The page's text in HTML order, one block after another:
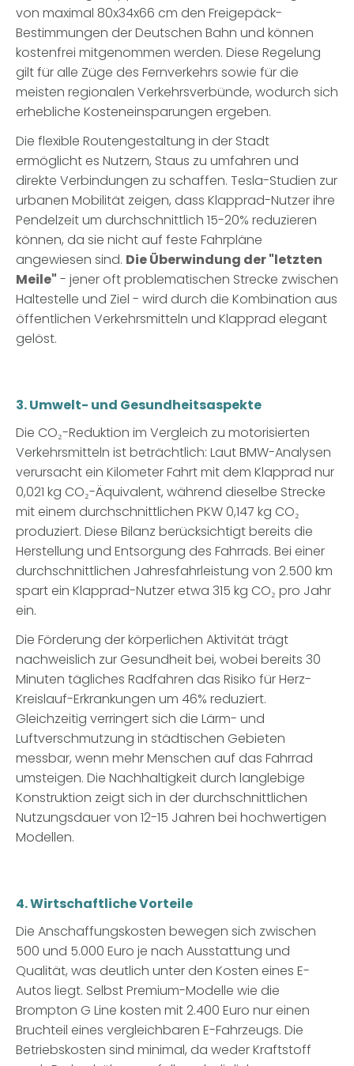
von maximal 80x34x66 cm den Freigepäck-
Bestimmungen der Deutschen Bahn und können
kostenfrei mitgenommen werden. Diese Regelung
gilt für alle Züge des Fernverkehrs sowie für die
meisten regionalen Verkehrsverbünde, wodurch sich
erhebliche Kosteneinsparungen ergeben.
Die flexible Routengestaltung in der Stadt
ermöglicht es Nutzern, Staus zu umfahren und
direkte Verbindungen zu schaffen. Tesla-Studien zur
urbanen Mobilität zeigen, dass Klapprad-Nutzer ihre
Pendelzeit um durchschnittlich 15-20% reduzieren
können, da sie nicht auf feste Fahrpläne
angewiesen sind. Die Überwindung der "letzten
Meile" - jener oft problematischen Strecke zwischen
Haltestelle und Ziel - wird durch die Kombination aus
öffentlichen Verkehrsmitteln und Klapprad elegant
gelöst.
3. Umwelt- und Gesundheitsaspekte
Die CO₂-Reduktion im Vergleich zu motorisierten
Verkehrsmitteln ist beträchtlich: Laut BMW-Analysen
verursacht ein Kilometer Fahrt mit dem Klapprad nur
0,021 kg CO₂-Äquivalent, während dieselbe Strecke
mit einem durchschnittlichen PKW 0,147 kg CO₂
produziert. Diese Bilanz berücksichtigt bereits die
Herstellung und Entsorgung des Fahrrads. Bei einer
durchschnittlichen Jahresfahrleistung von 2.500 km
spart ein Klapprad-Nutzer etwa 315 kg CO₂ pro Jahr
ein.
Die Förderung der körperlichen Aktivität trägt
nachweislich zur Gesundheit bei, wobei bereits 30
Minuten tägliches Radfahren das Risiko für Herz-
Kreislauf-Erkrankungen um 46% reduziert.
Gleichzeitig verringert sich die Lärm- und
Luftverschmutzung in städtischen Gebieten
messbar, wenn mehr Menschen auf das Fahrrad
umsteigen. Die Nachhaltigkeit durch langlebige
Konstruktion zeigt sich in der durchschnittlichen
Nutzungsdauer von 12-15 Jahren bei hochwertigen
Modellen.
4. Wirtschaftliche Vorteile
Die Anschaffungskosten bewegen sich zwischen
500 und 5.000 Euro je nach Ausstattung und
Qualität, was deutlich unter den Kosten eines E-
Autos liegt. Selbst Premium-Modelle wie die
Brompton G Line kosten mit 2.400 Euro nur einen
Bruchteil eines vergleichbaren E-Fahrzeugs. Die
Betriebskosten sind minimal, da weder Kraftstoff